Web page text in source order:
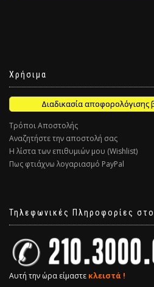
Χρήσιμα
Διαδικασία
Τρόποι Αποστολής
Αναζητήστε την αποστολή σας
Η λίστα των επιθυμιών μου (Wishlist)
Πως φτιάχνω λογαριασμό PayPal
Τηλεφωνικές Πληροφορίες
Αυτή την ώρα είμαστε κλειστά !